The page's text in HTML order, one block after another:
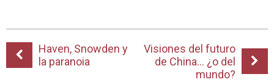
Haven, Snowden y
la paranoia
Visiones del futuro
de China… ¿o del
mundo?